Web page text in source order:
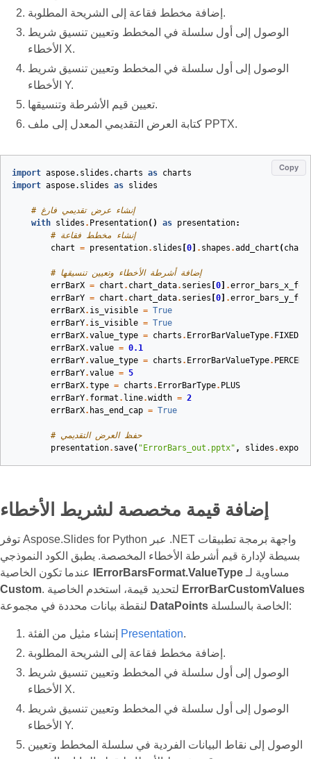
إضافة مخطط فقاعة إلى الشريحة المطلوبة.
الوصول إلى أول سلسلة في المخطط وتعيين تنسيق شريط
الأخطاء X.
الوصول إلى أول سلسلة في المخطط وتعيين تنسيق شريط
الأخطاء Y.
تعيين قيم الأشرطة وتنسيقها.
كتابة العرض التقديمي المعدل إلى ملف PPTX.
Copy
import aspose.slides.charts as charts
import aspose.slides as slides
# إنشاء عرض تقديمي فارغ
with slides . Presentation() as presentation:
# إنشاء مخطط فقاعة
chart = presentation. slides 0 . shapes .add_chart (
# إضافة أشرطة الأخطاء وتعيين تنسيقها
errBarX = chart . chart_data. series 0 .
errBarY = chart . chart_data. series 0 .
errBarX. is_visible = True
errBarY. is_visible = True
errBarX.value_type = charts . ErrorBarValueType. FIXED
errBarX.value = 0.1
errBarY.value_type = charts . ErrorBarValueType.
errBarY.value = 5
errBarX.type = charts . ErrorBarType. PLUS
errBarY. format . line.width = 2
errBarX. has_end_cap = True
# حفظ العرض التقديمي
presentation. save( "ErrorBars_out.pptx" , slides .export
إضافة قيمة مخصصة لشريط الأخطاء
توفر Aspose.Slides for Python عبر .NET واجهة برمجة تطبيقات
بسيطة لإدارة قيم أشرطة الأخطاء المخصصة. يطبق الكود النموذجي
IErrorBarsFormat.ValueType مساوية لـ
Custom
ErrorBarCustomValues
DataPoints الخاصة بالسلسلة:
Presentation.
إضافة مخطط فقاعة إلى الشريحة المطلوبة.
الوصول إلى أول سلسلة في المخطط وتعيين تنسيق شريط
الأخطاء X.
الوصول إلى أول سلسلة في المخطط وتعيين تنسيق شريط
الأخطاء Y.
الوصول إلى نقاط البيانات الفردية في سلسلة المخطط وتعيين